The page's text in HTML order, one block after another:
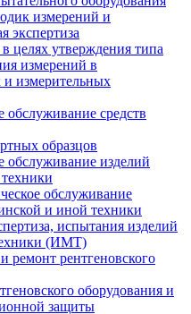
измерений и
экспертиза
целях утверждения типа
измерений в
измерительных
обслуживание средств
образцов
обслуживание изделий
обслуживание
и иной техники
испытания изделий
(ИМТ)
ремонт рентгеновского
оборудования и
защиты